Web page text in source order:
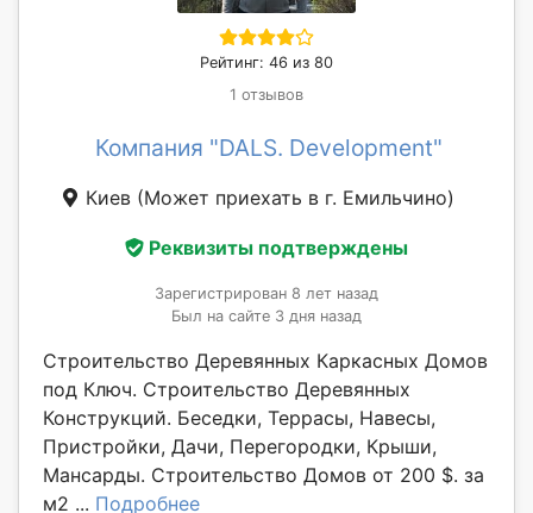
Рейтинг: 46 из 80
1 отзывов
Компания "DALS. Development"
Киев (Может приехать в г. Емильчино)
Реквизиты подтверждены
Зарегистрирован 8 лет назад
Был на сайте 3 дня назад
Строительство Деревянных Каркасных Домов
под Ключ. Строительство Деревянных
Конструкций. Беседки, Террасы, Навесы,
Пристройки, Дачи, Перегородки, Крыши,
Мансарды. Строительство Домов от 200 $. за
м2 ... Подробнее